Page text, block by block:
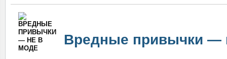
Вредные привычки —